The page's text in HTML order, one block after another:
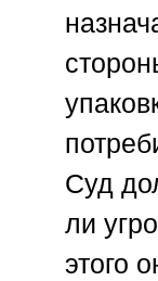
Суд
ли
этого